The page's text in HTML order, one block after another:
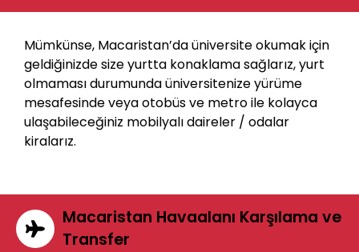
Mümkünse, Macaristan’da üniversite okumak için
geldiğinizde size yurtta konaklama sağlarız, yurt
olmaması durumunda üniversitenize yürüme
mesafesinde veya otobüs ve metro ile kolayca
ulaşabileceğiniz mobilyalı daireler / odalar
kiralarız.
Macaristan Havaalanı Karşılama ve
Transfer